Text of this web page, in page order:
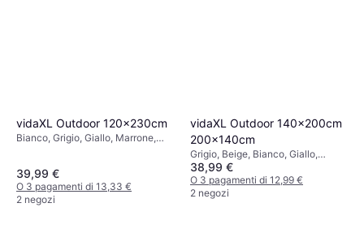
vidaXL Outdoor 120x230cm
Bianco, Grigio, Giallo, Marrone,
39,99 €
O 3 pagamenti di 13,33 €
2 negozi
vidaXL Outdoor 140x200cm
200x140cm
Grigio, Beige, Bianco, Giallo,
Materiale: Plastica, Poliestere,
Meccanismo a catena
38,99 €
O 3 pagamenti di 12,99 €
2 negozi